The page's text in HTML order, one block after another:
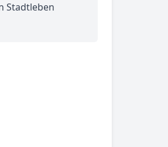
Stadtleben